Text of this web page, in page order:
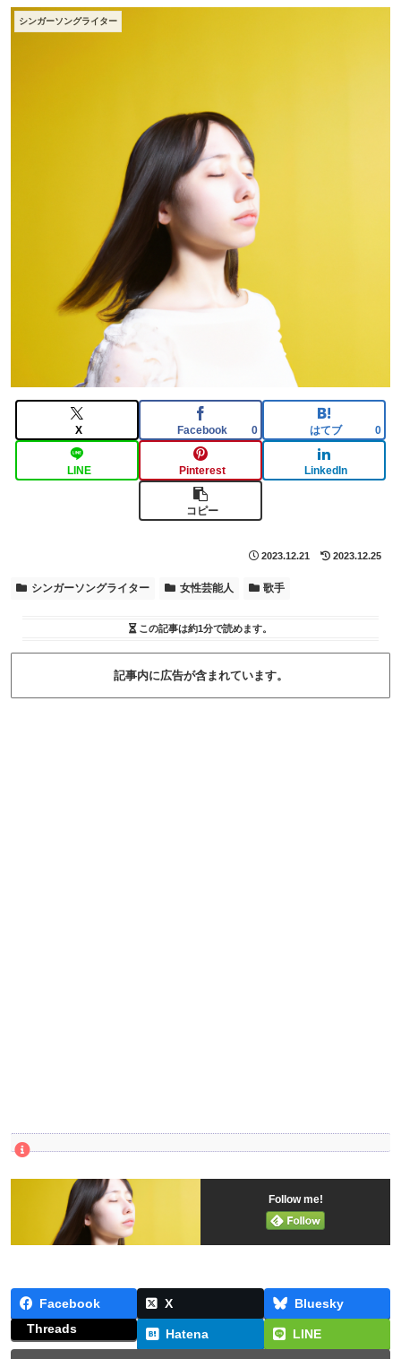
シンガーソングライター
X Facebook 0 はてブ 0
LINE Pinterest LinkedIn
コピー
2023.12.21 2023.12.25
シンガーソングライター 女性芸能人 歌手
この記事は約1分で読めます。
記事内に広告が含まれています。
Follow me!
Facebook X
Bluesky
Threads
Hatena LINE